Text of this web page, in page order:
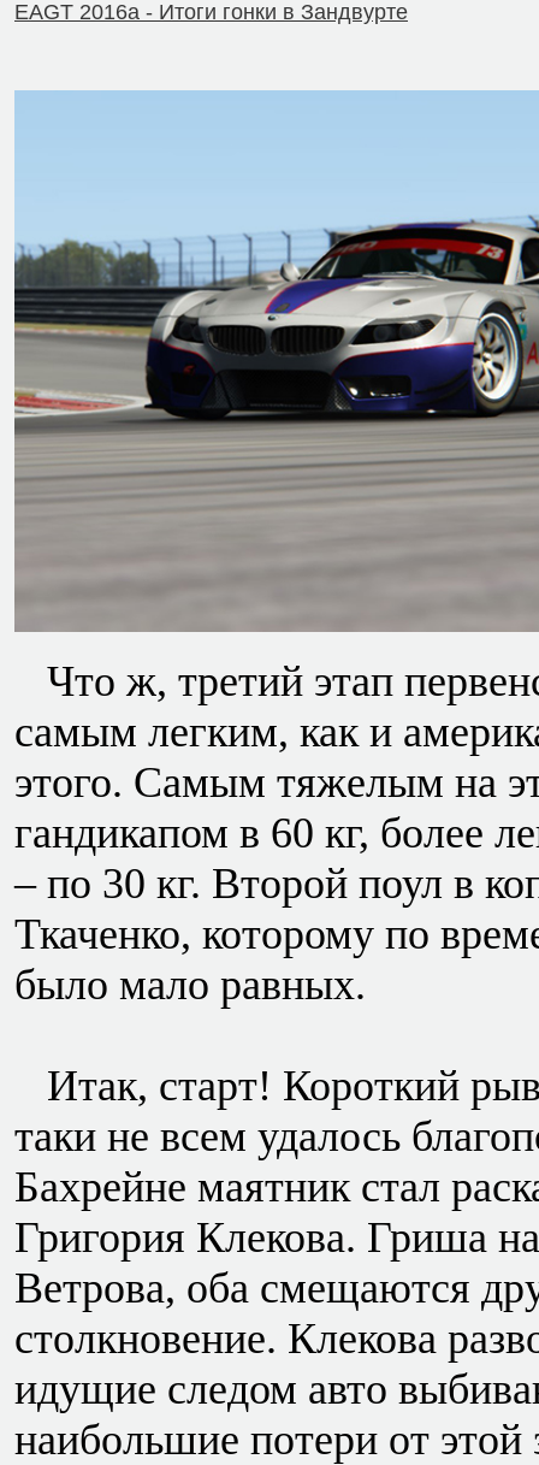
EAGT 2016a - Итоги гонки в Зандвурте
Что ж, третий этап
самым легким, как и
этого. Самым тяжелым на
гандикапом в 60 кг, более
– по 30 кг. Второй поул в
Ткаченко, которому по
было мало равных.
Итак, старт! Короткий
таки не всем удалось
Бахрейне маятник стал
Григория Клекова. Гриша
Ветрова, оба смещаются
столкновение. Клекова
идущие следом авто
наибольшие потери от